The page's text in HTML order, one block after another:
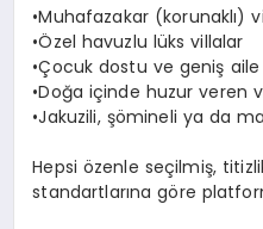
•Muhafazakar (korunaklı)
•Özel havuzlu lüks villalar
•Çocuk dostu ve geniş aile
•Doğa içinde huzur veren
•Jakuzili, şömineli ya da
Hepsi özenle seçilmiş,
standartlarına göre